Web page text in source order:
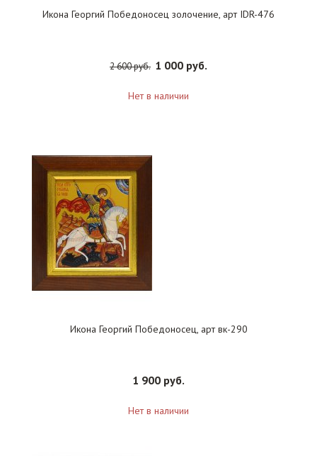
Икона Георгий Победоносец золочение, арт IDR-476
2 600 руб. 1 000 руб.
Нет в наличии
Икона Георгий Победоносец, арт вк-290
1 900 руб.
Нет в наличии